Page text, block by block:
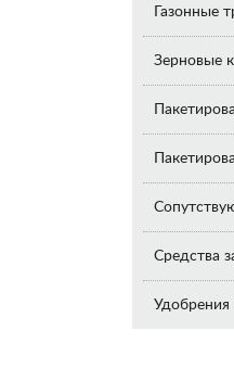
Газонные
Зерновые
Средства
Удобрения